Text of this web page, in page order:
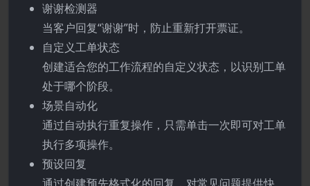
谢谢检测器
当客户回复“谢谢”时，防止重新打开票证。
自定义工单状态
创建适合您的工作流程的自定义状态，以识别工单
处于哪个阶段。
场景自动化
通过自动执行重复操作，只需单击一次即可对工单
执行多项操作。
预设回复